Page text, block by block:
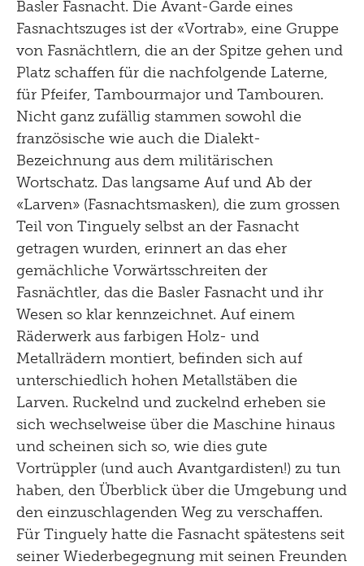
Basler Fasnacht. Die Avant-Garde eines
Fasnachtszuges ist der «Vortrab», eine Gruppe
von Fasnächtlern, die an der Spitze gehen und
Platz schaffen für die nachfolgende Laterne,
für Pfeifer, Tambourmajor und Tambouren.
Nicht ganz zufällig stammen sowohl die
französische wie auch die Dialekt-
Bezeichnung aus dem militärischen
Wortschatz. Das langsame Auf und Ab der
«Larven» (Fasnachtsmasken), die zum grossen
Teil von Tinguely selbst an der Fasnacht
getragen wurden, erinnert an das eher
gemächliche Vorwärtsschreiten der
Fasnächtler, das die Basler Fasnacht und ihr
Wesen so klar kennzeichnet. Auf einem
Räderwerk aus farbigen Holz- und
Metallrädern montiert, befinden sich auf
unterschiedlich hohen Metallstäben die
Larven. Ruckelnd und zuckelnd erheben sie
sich wechselweise über die Maschine hinaus
und scheinen sich so, wie dies gute
Vortrüppler (und auch Avantgardisten!) zu tun
haben, den Überblick über die Umgebung und
den einzuschlagenden Weg zu verschaffen.
Für Tinguely hatte die Fasnacht spätestens seit
seiner Wiederbegegnung mit seinen Freunden